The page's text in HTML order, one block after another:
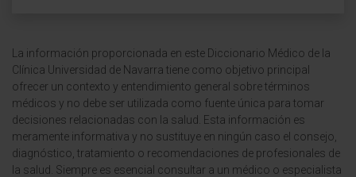
La información proporcionada en este Diccionario Médico de la
Clínica Universidad de Navarra tiene como objetivo principal
ofrecer un contexto y entendimiento general sobre términos
médicos y no debe ser utilizada como fuente única para tomar
decisiones relacionadas con la salud. Esta información es
meramente informativa y no sustituye en ningún caso el consejo,
diagnóstico, tratamiento o recomendaciones de profesionales de
la salud. Siempre es esencial consultar a un médico o especialista